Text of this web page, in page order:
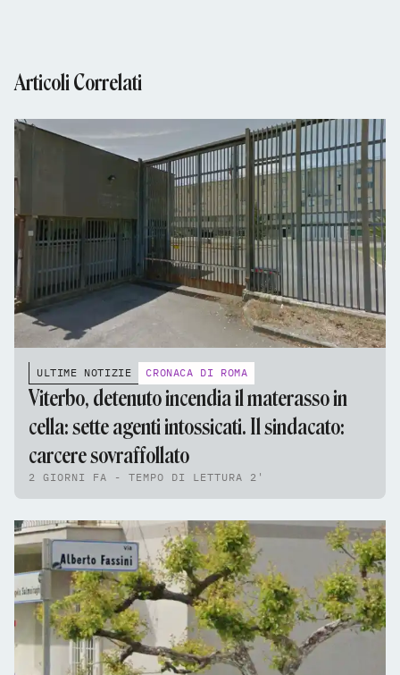
Articoli Correlati
ULTIME NOTIZIE CRONACA DI ROMA
Viterbo, detenuto incendia il materasso in
cella: sette agenti intossicati. Il sindacato:
carcere sovraffollato
2 GIORNI FA - TEMPO DI LETTURA 2'